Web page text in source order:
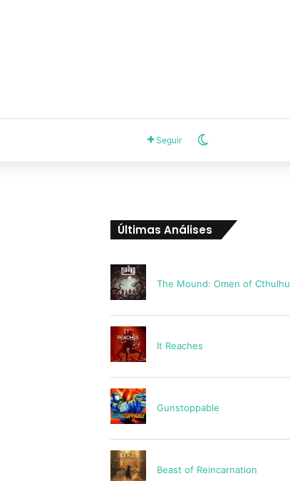
Seguir
Últimas Análises
The Mound: Omen of Cthulhu
It Reaches
Gunstoppable
Beast of Reincarnation